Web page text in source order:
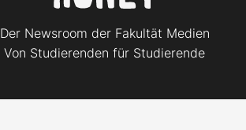
Der Newsroom der Fakultät Medien
Von Studierenden für Studierende